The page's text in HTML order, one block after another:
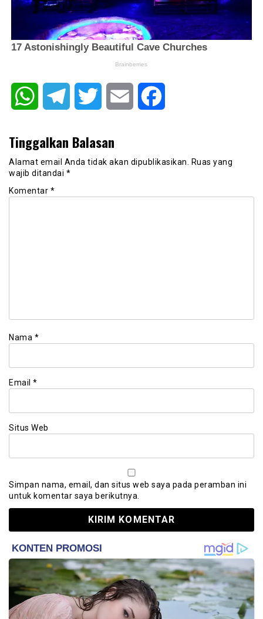
WhatsAppTelegram Twitter Email
Tinggalkan Balasan
Alamat email Anda tidak akan dipublikasikan.
Ruas yang
wajib ditandai *
Komentar *
Nama *
Email *
Situs Web
Simpan nama, email, dan situs web saya pada peramban ini
untuk komentar saya berikutnya.